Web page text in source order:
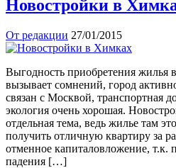
Новостройки в
От редакции 27/01/2015
Выгодность приобретения жилья
вызывает сомнений, город
связан с Москвой, транспортная
экология очень хорошая.
отдельная тема, ведь жилье там
получить отличную квартиру за
отменное капиталовложение, т.к.
падения […]